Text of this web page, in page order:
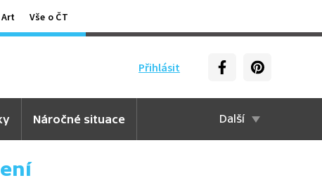
Art Vše o ČT
Přihlásit
Náročné situace Další